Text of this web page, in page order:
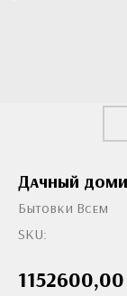
Дачный
Бытовки Всем
SKU:
1152600,00